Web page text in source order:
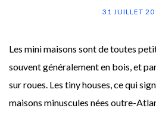
31 JUILLET
Les mini maisons sont de toutes
souvent généralement en bois, et
sur roues. Les tiny houses, ce qui
maisons minuscules nées outre-